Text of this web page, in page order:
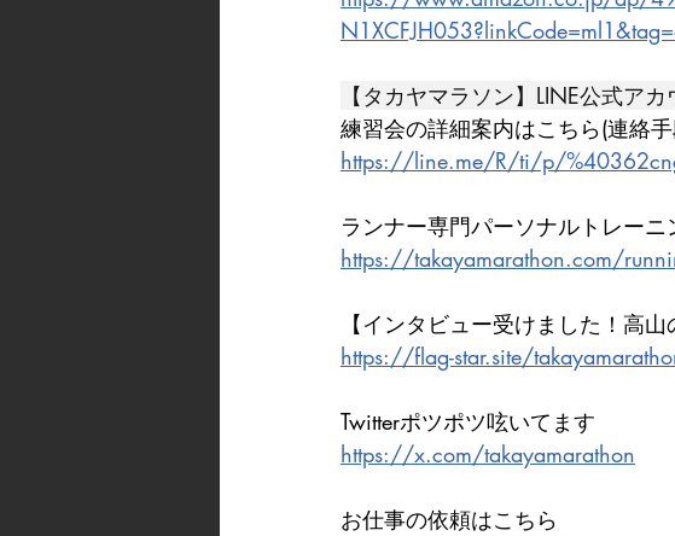
【タカヤマラソン】LINE公式アカ
練習会の詳細案内はこちら(連絡
https://line.me/R/ti/p/
ランナー専門パーソナルトレーニ
https://takayamarathon.com/
【インタビュー受けました！高山
https://flag-star.site/
Twitterポツポツ呟いてます
https://x.com/takayamarathon
お仕事の依頼はこちら